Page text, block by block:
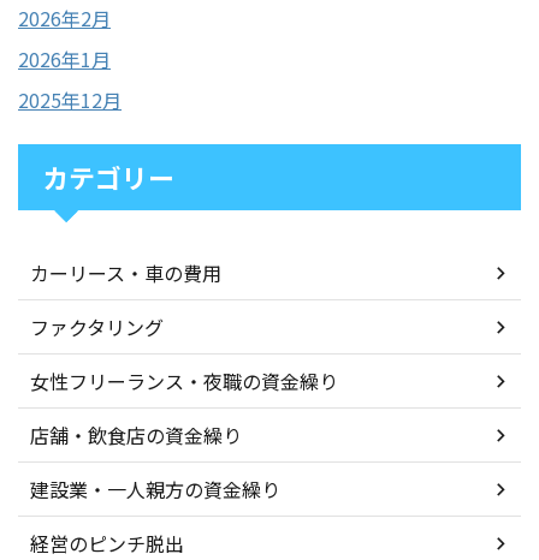
2026年2月
2026年1月
2025年12月
カテゴリー
カーリース・車の費用
ファクタリング
女性フリーランス・夜職の資金繰り
店舗・飲食店の資金繰り
建設業・一人親方の資金繰り
経営のピンチ脱出